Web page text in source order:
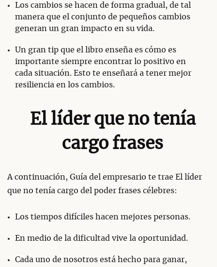
Los cambios se hacen de forma gradual, de tal
manera que el conjunto de pequeños cambios
generan un gran impacto en su vida.
Un gran tip que el libro enseña es cómo es
importante siempre encontrar lo positivo en
cada situación. Esto te enseñará a tener mejor
resiliencia en los cambios.
El líder que no tenía
cargo frases
A continuación, Guía del empresario te trae El líder
que no tenía cargo del poder frases célebres:
Los tiempos difíciles hacen mejores personas.
En medio de la dificultad vive la oportunidad.
Cada uno de nosotros está hecho para ganar,